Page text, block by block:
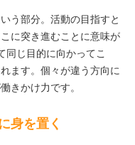
う部分。活動の目指すと
に突き進むことに意味が
同じ目的に向かってこ
ます。個々が違う方向に
きかけ力です。
身を置く